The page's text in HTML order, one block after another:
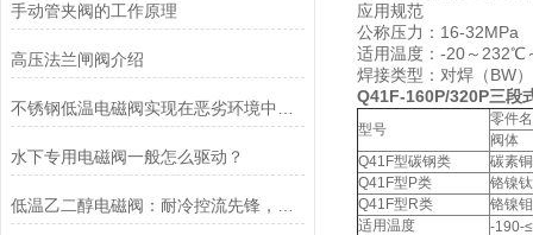
手动管夹阀的工作原理
高压法兰闸阀介绍
水下专用电磁阀一般怎么驱动？
应用规范
公称压力：16-32MPa
适用温度：-20～
焊接类型：对焊（BW
Q41F-160P/320P三段
型号
零件
阀体
Q41F型碳钢类
碳素
Q41F型P类
铬镍
Q41F型R类
铬镍
适用温度
-190-